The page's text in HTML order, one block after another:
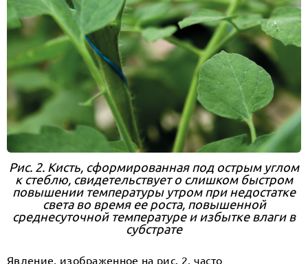
Рис. 2. Кисть, сформированная под острым углом
к стеблю, свидетельствует о слишком быстром
повышении температуры утром при недостатке
света во время ее роста, повышенной
среднесуточной температуре и избытке влаги в
субстрате
Явление, изображенное на рис. 2, часто